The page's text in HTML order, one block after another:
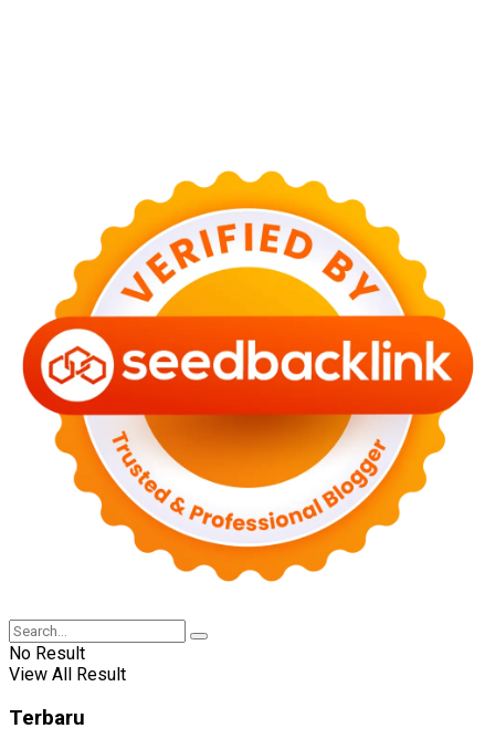
No Result
View All Result
Terbaru